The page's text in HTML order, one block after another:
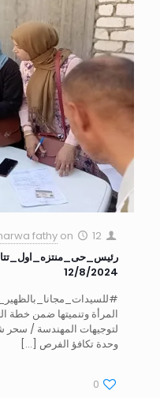
fathy on
12 أغسطس، 2024
12/8/2024
لتوجيهات المهندسة / سحر
وحدة تكافؤ الفرص […]
0